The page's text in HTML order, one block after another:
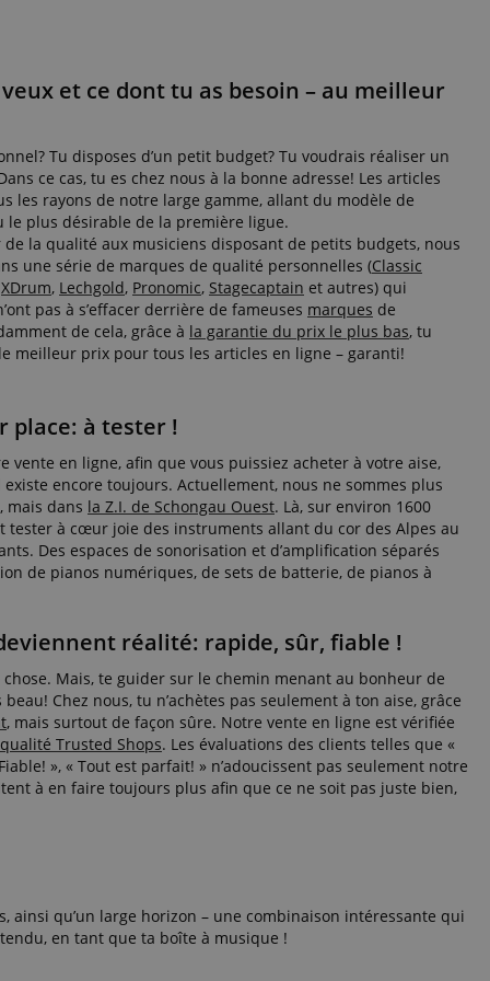
et ce dont tu as besoin – au meilleur
Tu disposes d’un petit budget? Tu voudrais réaliser un
ce cas, tu es chez nous à la bonne adresse! Les articles
les rayons de notre large gamme, allant du modèle de
le plus désirable de la première ligue.
la qualité aux musiciens disposant de petits budgets, nous
une série de marques de qualité personnelles (Classic
XDrum, Lechgold, Pronomic, Stagecaptain et autres) qui
pas à s’effacer derrière de fameuses marques de
de cela, grâce à la garantie du prix le plus bas, tu
meilleur prix pour tous les articles en ligne – garanti!
place: à tester !
vente en ligne, afin que vous puissiez acheter à votre aise,
encore toujours. Actuellement, nous ne sommes plus
mais dans la Z.I. de Schongau Ouest. Là, sur environ 1600
tester à cœur joie des instruments allant du cor des Alpes au
Des espaces de sonorisation et d’amplification séparés
de pianos numériques, de sets de batterie, de pianos à
réalité: rapide, sûr, fiable !
Mais, te guider sur le chemin menant au bonheur de
Chez nous, tu n’achètes pas seulement à ton aise, grâce
, mais surtout de façon sûre. Notre vente en ligne est vérifiée
Trusted Shops. Les évaluations des clients telles que «
», « Tout est parfait! » n’adoucissent pas seulement notre
à en faire toujours plus afin que ce ne soit pas juste bien,
ainsi qu’un large horizon – une combinaison intéressante qui
en tant que ta boîte à musique !
en toute
Pay. Les
par le serveur
sur les activités
les utilisateurs
là où ils se
serveur.
Cookie-
les préférences de
en matière de
la bannière de
fonctionne
la session
en ce qui
assurant
sécurisée et
l'état de
les requêtes de
par le serveur.
plus détaillé
sur un site
la plupart des
pour stocker
potentiellement
la langue
ici est basée
de
ce que leurs
lors des